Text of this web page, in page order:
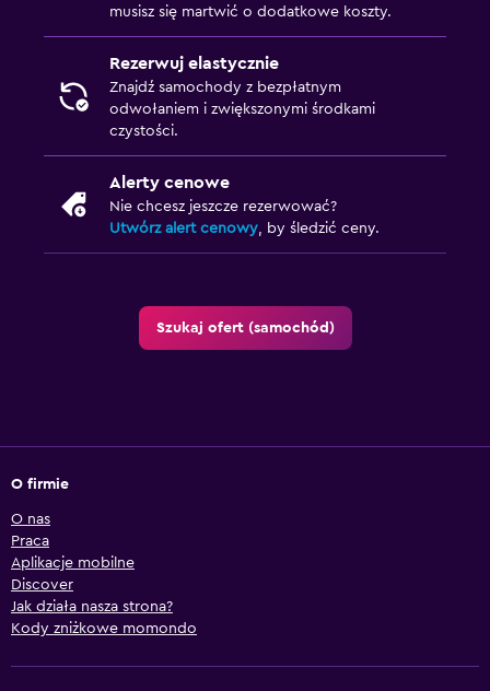
musisz się martwić o dodatkowe koszty.
Rezerwuj elastycznie
Znajdź samochody z bezpłatnym
odwołaniem i zwiększonymi środkami
czystości.
Alerty cenowe
Nie chcesz jeszcze rezerwować?
Utwórz alert cenowy, by śledzić ceny.
Szukaj ofert (samochód)
O firmie
O nas
Praca
Aplikacje mobilne
Discover
Jak działa nasza strona?
Kody zniżkowe momondo